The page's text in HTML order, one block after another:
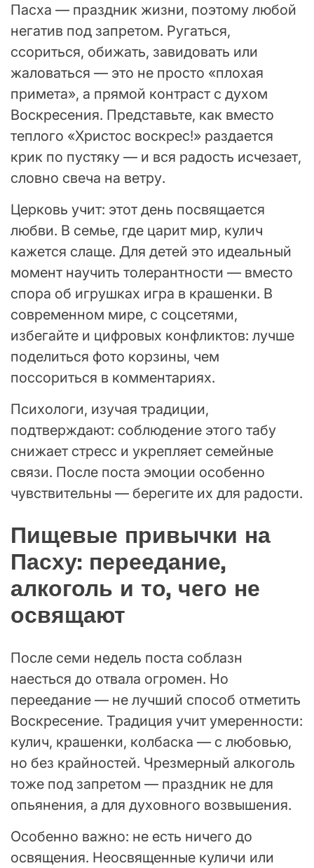
Пасха — праздник жизни, поэтому любой
негатив под запретом. Ругаться,
ссориться, обижать, завидовать или
жаловаться — это не просто «плохая
примета», а прямой контраст с духом
Воскресения. Представьте, как вместо
теплого «Христос воскрес!» раздается
крик по пустяку — и вся радость исчезает,
словно свеча на ветру.
Церковь учит: этот день посвящается
любви. В семье, где царит мир, кулич
кажется слаще. Для детей это идеальный
момент научить толерантности — вместо
спора об игрушках игра в крашенки. В
современном мире, с соцсетями,
избегайте и цифровых конфликтов: лучше
поделиться фото корзины, чем
поссориться в комментариях.
Психологи, изучая традиции,
подтверждают: соблюдение этого табу
снижает стресс и укрепляет семейные
связи. После поста эмоции особенно
чувствительны — берегите их для радости.
Пищевые привычки на
Пасху: переедание,
алкоголь и то, чего не
освящают
После семи недель поста соблазн
наесться до отвала огромен. Но
переедание — не лучший способ отметить
Воскресение. Традиция учит умеренности:
кулич, крашенки, колбаска — с любовью,
но без крайностей. Чрезмерный алкоголь
тоже под запретом — праздник не для
опьянения, а для духовного возвышения.
Особенно важно: не есть ничего до
освящения. Неосвященные куличи или